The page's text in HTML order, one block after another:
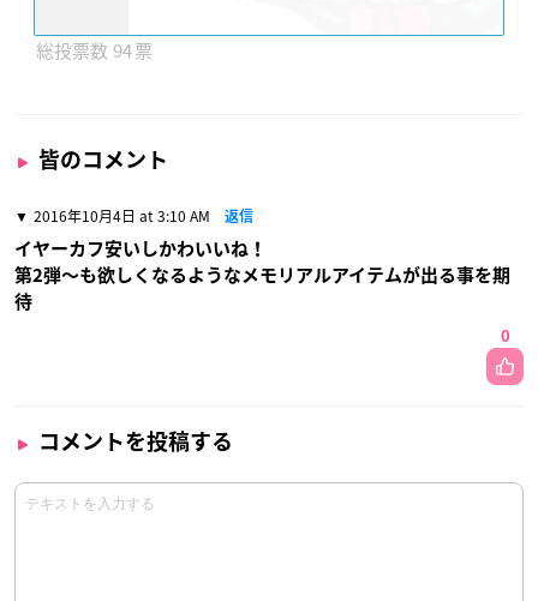
94
皆のコメント
2016年10月4日 at 3:10 AM 返信
イヤーカフ安いしかわいいね！
第2弾〜も欲しくなるようなメモリアルアイテムが出る事を期
待
0
コメントを投稿する